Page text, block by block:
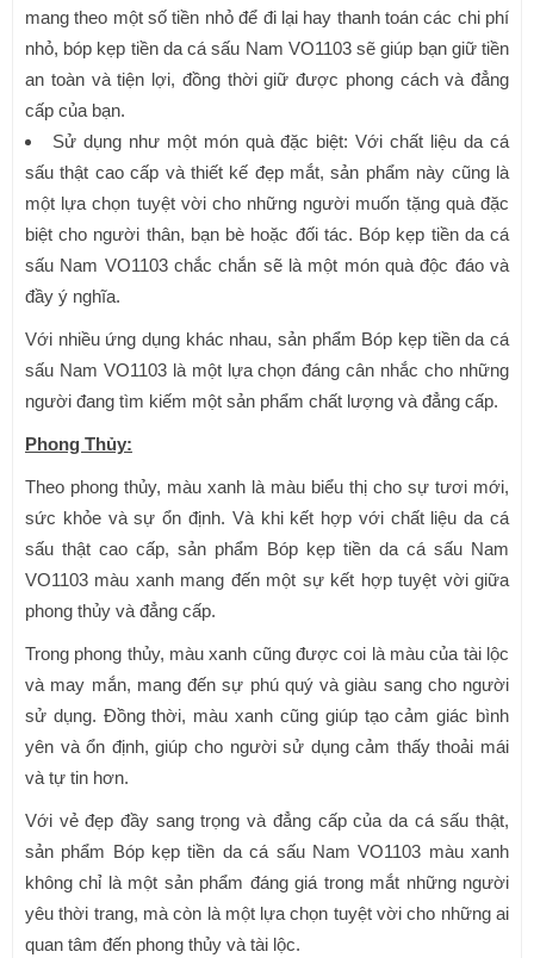
mang theo một số tiền nhỏ để đi lại hay thanh toán các chi phí
nhỏ, bóp kẹp tiền da cá sấu Nam VO1103 sẽ giúp bạn giữ tiền
an toàn và tiện lợi, đồng thời giữ được phong cách và đẳng
cấp của bạn.
Sử dụng như một món quà đặc biệt: Với chất liệu da cá
sấu thật cao cấp và thiết kế đẹp mắt, sản phẩm này cũng là
một lựa chọn tuyệt vời cho những người muốn tặng quà đặc
biệt cho người thân, bạn bè hoặc đối tác. Bóp kẹp tiền da cá
sấu Nam VO1103 chắc chắn sẽ là một món quà độc đáo và
đầy ý nghĩa.
Với nhiều ứng dụng khác nhau, sản phẩm Bóp kẹp tiền da cá
sấu Nam VO1103 là một lựa chọn đáng cân nhắc cho những
người đang tìm kiếm một sản phẩm chất lượng và đẳng cấp.
Phong Thủy:
Theo phong thủy, màu xanh là màu biểu thị cho sự tươi mới,
sức khỏe và sự ổn định. Và khi kết hợp với chất liệu da cá
sấu thật cao cấp, sản phẩm Bóp kẹp tiền da cá sấu Nam
VO1103 màu xanh mang đến một sự kết hợp tuyệt vời giữa
phong thủy và đẳng cấp.
Trong phong thủy, màu xanh cũng được coi là màu của tài lộc
và may mắn, mang đến sự phú quý và giàu sang cho người
sử dụng. Đồng thời, màu xanh cũng giúp tạo cảm giác bình
yên và ổn định, giúp cho người sử dụng cảm thấy thoải mái
và tự tin hơn.
Với vẻ đẹp đầy sang trọng và đẳng cấp của da cá sấu thật,
sản phẩm Bóp kẹp tiền da cá sấu Nam VO1103 màu xanh
không chỉ là một sản phẩm đáng giá trong mắt những người
yêu thời trang, mà còn là một lựa chọn tuyệt vời cho những ai
quan tâm đến phong thủy và tài lộc.